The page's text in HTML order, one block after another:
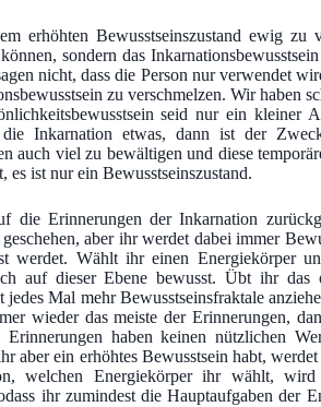
erhöhten Bewusstseinszustand ewig
sondern das
nicht, dass die Person nur verwendet
zu verschmelzen. Wir haben
seid nur ein kleiner
Inkarnation etwas, dann ist der
auch viel zu bewältigen und diese
es ist nur ein Bewusstseinszustand.
die Erinnerungen der Inkarnation
aber ihr werdet dabei immer
werdet. Wählt ihr einen Energiekörper
auf dieser Ebene bewusst. Übt ihr
Mal mehr Bewusstseinsfraktale
wieder das meiste der Erinnerungen,
Erinnerungen haben keinen nützlichen
aber ein erhöhtes Bewusstsein habt,
welchen Energiekörper ihr wählt,
ihr zumindest die Hauptaufgaben der